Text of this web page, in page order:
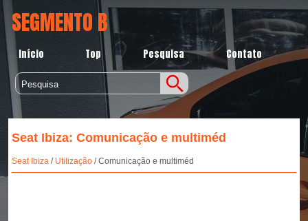
SEGMENTO B
Início Top Pesquisa Contato
Seat Ibiza: Comunicação e multiméd
Seat Ibiza/ Utilização/ Comunicação e multiméd